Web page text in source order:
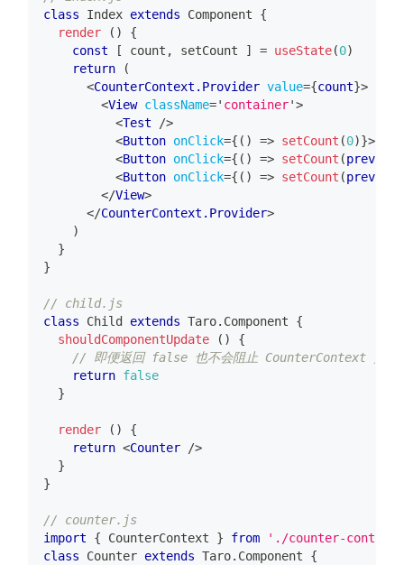
class
Index extends Component
{
render
( )
{
const
[ count , setCount ] = useState(0)
return
(
<CounterContext.Provider value={count}>
<View className=' container'>
<Test
/>
<Button onClick={ ( ) => setCount (0)}>
<Button onClick={ ( ) => setCount (
<Button onClick={ ( ) => setCount (
</View>
</CounterContext.Provider>
)
}
}
// child.js
class
Child extends Taro. Component
{
shouldComponentUpdate
( )
{
// 即便返回 false 也不会阻止 CounterContext 更新
return false
}
render ( )
{
return <Counter />
}
}
// counter.js
import
{ CounterContext } from
'./counter-
class
Counter extends Taro. Component
{